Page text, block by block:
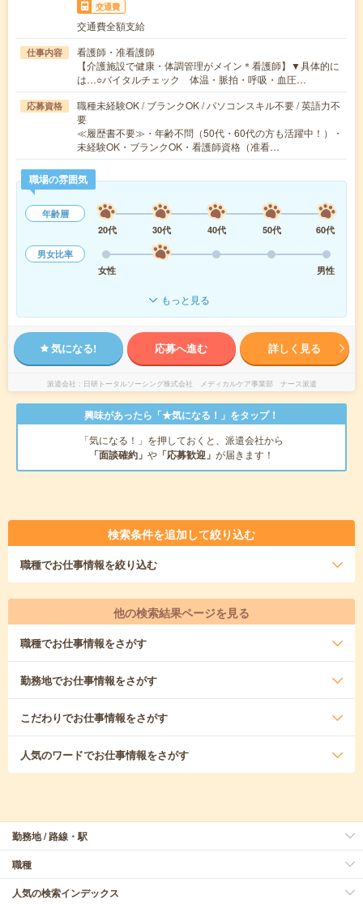
交通費
交通費全額支給
仕事内容
看護師・准看護師
【介護施設で健康・体調管理がメイン＊看護師】▼具体的に
は…○バイタルチェック 体温・脈拍・呼吸・血圧…
応募資格
職種未経験OK / ブランクOK / パソコンスキル不要 / 英語力不
要
≪履歴書不要≫・年齢不問（50代・60代の方も活躍中！）・
未経験OK・ブランクOK・看護師資格（准看…
職場の雰囲気
年齢層
20代
30代 40代 50代
60代
男女比率
女性
男性
もっと見る
気になる! 応募へ進む 詳しく見る
派遣会社 日研トータルソーシング株式会社 メディカルケア事業部 ナース派遣
興味があったら「★気になる！」をタップ！
「気になる！」を押しておくと、派遣会社から
「面談確約」 や 「応募歓迎」 が届きます！
検索条件を追加して絞り込む
職種でお仕事情報を絞り込む
他の検索結果ページを見る
職種でお仕事情報をさがす
勤務地でお仕事情報をさがす
こだわりでお仕事情報をさがす
人気のワードでお仕事情報をさがす
勤務地 / 路線・駅
職種
人気の検索インデックス